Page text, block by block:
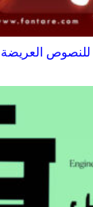
العريضة